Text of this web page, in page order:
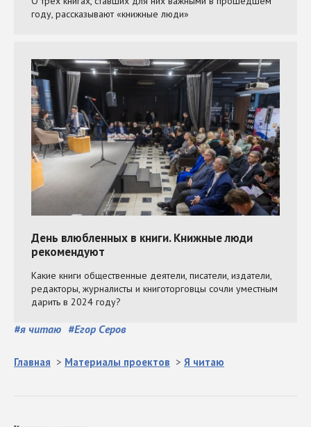
#я читаю #Егор Серов
Главная > Материалы проектов > Я читаю